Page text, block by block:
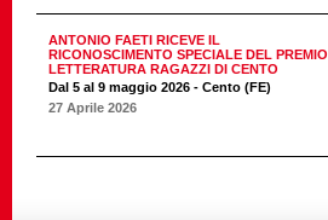
ANTONIO FAETI RICEVE IL
RICONOSCIMENTO SPECIALE DEL PREMIO
LETTERATURA RAGAZZI DI CENTO
Dal 5 al 9 maggio 2026 - Cento (FE)
27 Aprile 2026